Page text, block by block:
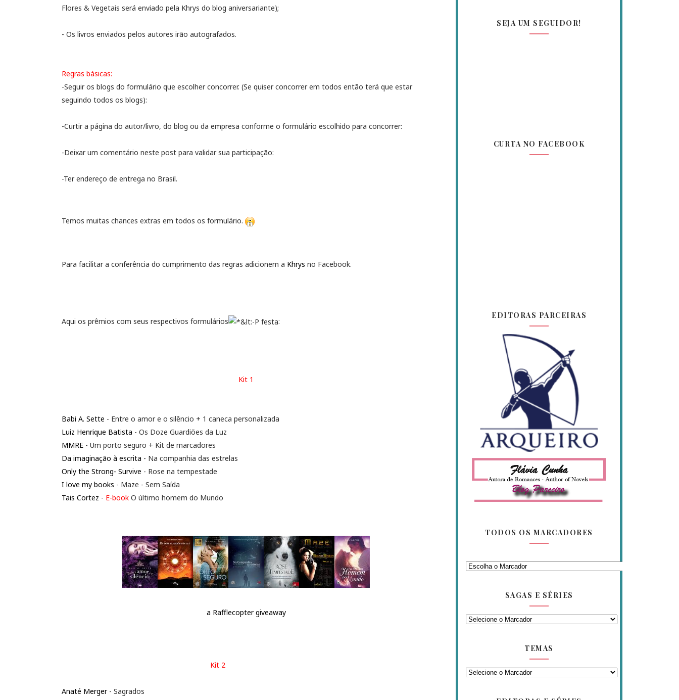
Flores & Vegetais será enviado pela Khrys do blog aniversariante);
- Os livros enviados pelos autores irão autografados.
Regras básicas:
-Seguir os blogs do formulário que escolher concorrer. (Se quiser concorrer em todos então terá que estar
seguindo todos os blogs):
-Curtir a página do autor/livro, do blog ou da empresa conforme o formulário escolhido para concorrer:
-Deixar um comentário neste post para validar sua participação:
-Ter endereço de entrega no Brasil.
Temos muitas chances extras em todos os formulário.
Para facilitar a conferência do cumprimento das regras adicionem a Khrys no Facebook.
Aqui os prêmios com seus respectivos formulários :
Kit 1
Babi A. Sette - Entre o amor e o silêncio + 1 caneca personalizada
Luiz Henrique Batista - Os Doze Guardiões da Luz
MMRE - Um porto seguro + Kit de marcadores
Da imaginação à escrita - Na companhia das estrelas
Only the Strong- Survive - Rose na tempestade
I love my books - Maze - Sem Saída
Tais Cortez - E-book O último homem do Mundo
a Rafflecopter giveaway
Kit 2
Anaté Merger- Sagrados
SEJA UM SEGUIDOR!
CURTA NO FACEBOOK
EDITORAS PARCEIRAS
TODOS OS MARCADORES
SAGAS E SÉRIES
TEMAS